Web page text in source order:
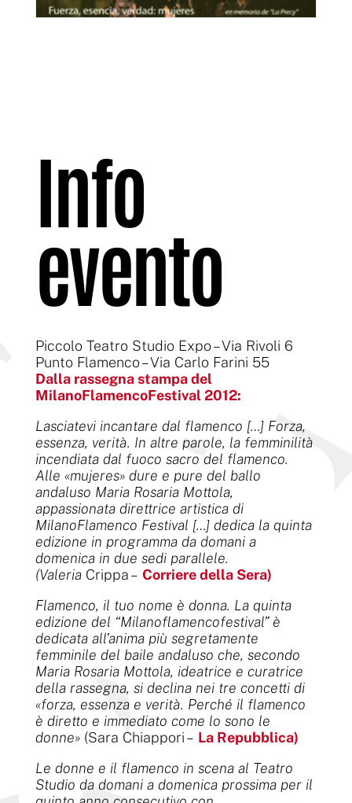
Info
evento
Piccolo Teatro Studio Expo – Via Rivoli 6
Punto Flamenco – Via Carlo Farini 55
Dalla rassegna stampa del
MilanoFlamencoFestival 2012:
Lasciatevi incantare dal flamenco […] Forza,
essenza, verità. In altre parole, la femminilità
incendiata dal fuoco sacro del flamenco.
Alle «mujeres» dure e pure del ballo
andaluso Maria Rosaria Mottola,
appassionata direttrice artistica di
MilanoFlamenco Festival […] dedica la quinta
edizione in programma da domani a
domenica in due sedi parallele.
(Valeria Crippa – Corriere della Sera)
Flamenco, il tuo nome è donna. La quinta
edizione del “Milanoflamencofestival” è
dedicata all’anima più segretamente
femminile del baile andaluso che, secondo
Maria Rosaria Mottola, ideatrice e curatrice
della rassegna, si declina nei tre concetti di
«forza, essenza e verità. Perché il flamenco
è diretto e immediato come lo sono le
donne» (Sara Chiappori – La Repubblica)
Le donne e il flamenco in scena al Teatro
Studio da domani a domenica prossima per il